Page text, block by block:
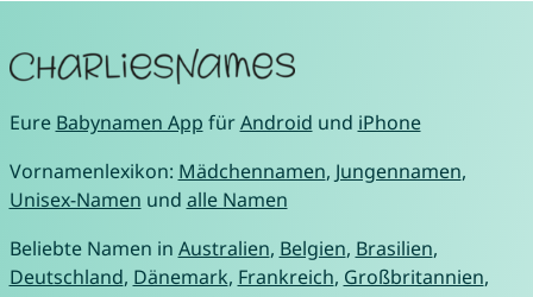
Eure Babynamen App fürAndroid und iPhone
Vornamenlexikon: Mädchennamen, Jungennamen,
Unisex-Namen und alle Namen
Beliebte Namen in Australien, Belgien, Brasilien,
Deutschland, Dänemark, Frankreich, Großbritannien,